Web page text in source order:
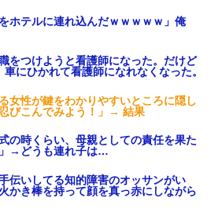
ホテルに連れ込んだｗｗｗｗｗ」俺
をつけようと看護師になった。だけど
にひかれて看護師になれなくなった。
女性が鍵をわかりやすいところに隠し
びこんでみよう！」→ 結果
の時くらい、母親としての責任を果た
→どうも連れ子は…
伝いしてる知的障害のオッサンがい
かき棒を持って顔を真っ赤にしながら